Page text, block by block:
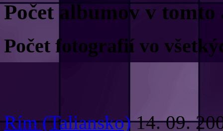
Počet albumov v
Počet fotografií vo
Rím (Taliansko) 14. 09.